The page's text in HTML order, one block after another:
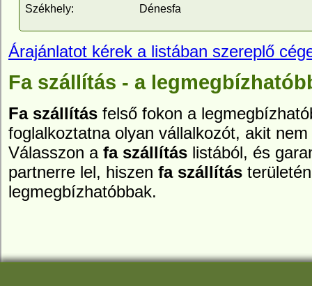
Székhely:
Dénesfa
Árajánlatot kérek a listában szereplő
Fa szállítás - a
Fa szállítás felső fokon a
foglalkoztatna olyan vállalkozót, akit
Válasszon a fa szállítás listából, és
partnerre lel, hiszen fa szállítás
legmegbízhatóbbak.